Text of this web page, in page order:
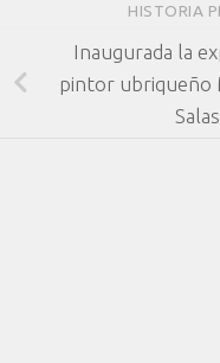
HISTORIA
Inaugurada la
pintor ubriqueño
Salas